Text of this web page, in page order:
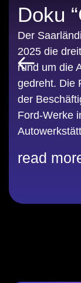
Doku
Der
2025 die
rund um die
gedreht. Die
der
Ford-Werke
read